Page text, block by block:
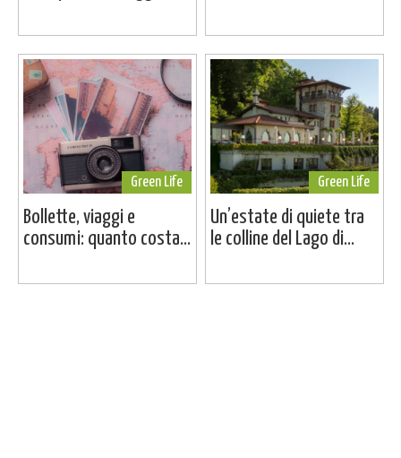
Green Life
Bollette, viaggi e
consumi: quanto costa...
Green Life
Un’estate di quiete tra
le colline del Lago di...